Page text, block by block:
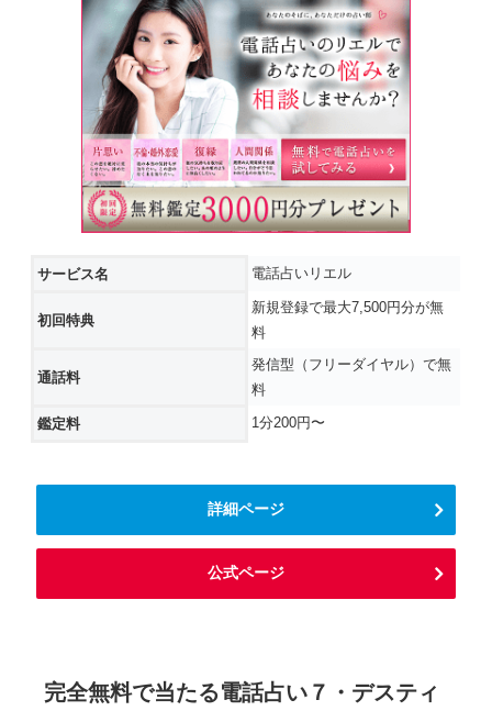
サービス名 電話占いリエル
初回特典
新規登録で最大7,500円分が無
料
通話料
発信型（フリーダイヤル）で無
料
鑑定料 1分200円〜
詳細ページ
公式ページ
完全無料で当たる電話占い７・デスティ